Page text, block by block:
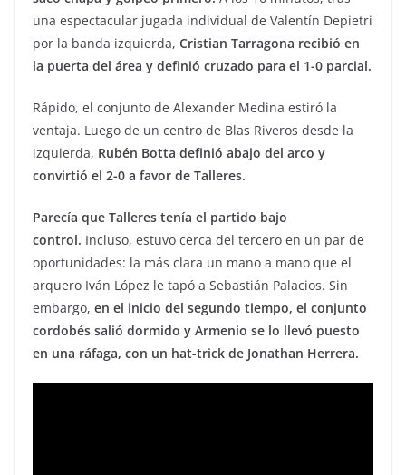
una espectacular jugada individual de Valentín Depietri
por la banda izquierda, Cristian Tarragona recibió en
la puerta del área y definió cruzado para el 1-0 parcial.
Rápido, el conjunto de Alexander Medina estiró la
ventaja. Luego de un centro de Blas Riveros desde la
izquierda, Rubén Botta definió abajo del arco y
convirtió el 2-0 a favor de Talleres.
Parecía que Talleres tenía el partido bajo
control. Incluso, estuvo cerca del tercero en un par de
oportunidades: la más clara un mano a mano que el
arquero Iván López le tapó a Sebastián Palacios. Sin
embargo, en el inicio del segundo tiempo, el conjunto
cordobés salió dormido y Armenio se lo llevó puesto
en una ráfaga, con un hat-trick de Jonathan Herrera.